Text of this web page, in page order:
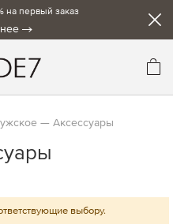
на первый заказ
Аксессуары
выбору.